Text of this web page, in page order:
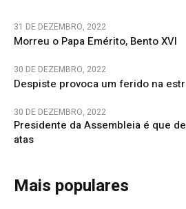
31 DE DEZEMBRO, 2022
Morreu o Papa Emérito, Bento XVI
30 DE DEZEMBRO, 2022
Despiste provoca um ferido na
30 DE DEZEMBRO, 2022
Presidente da Assembleia é que
atas
Mais populares